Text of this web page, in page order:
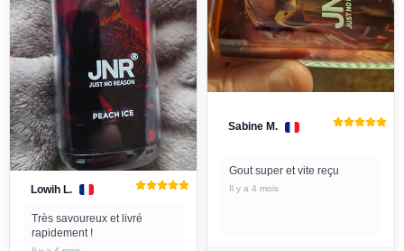
Lowih L.
Très savoureux et livré
rapidement !
Sabine M.
Gout super et vite reçu
Il y a 4 mois